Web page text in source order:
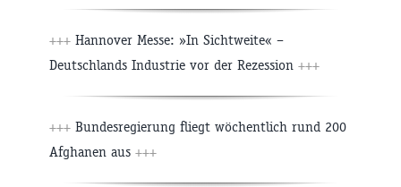
+++ Hannover Messe: »In Sichtweite« –
Deutschlands Industrie vor der Rezession +++
+++ Bundesregierung fliegt wöchentlich rund 200
Afghanen aus +++